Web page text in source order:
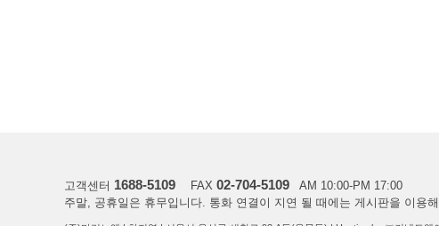
고객센터 1688-5109 FAX 02-704-5109 AM 10:00-PM 17:00
주말, 공휴일은 휴무입니다. 통화 연결이 지연 될 때에는 게시판을 이용